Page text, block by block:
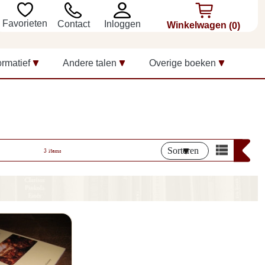
Favorieten Contact Inloggen Winkelwagen (0)
Andere talen Overige boeken
3 items Sorteren